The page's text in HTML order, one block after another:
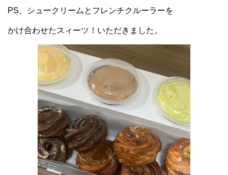
PS 、シュークリームとフレンチクルーラーを
かけ合わせたスィーツ！いただきました。